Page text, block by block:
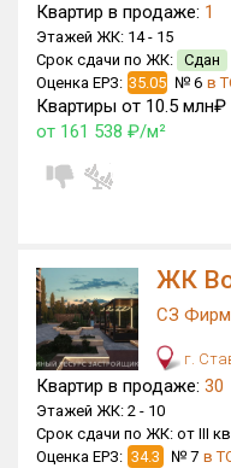
Квартир в продаже: 1
Этажей ЖК: 14 - 15
Срок сдачи по ЖК: Сдан
Оценка ЕРЗ: 35.05 № 6 в
Квартиры от 10.5 млн₽
от 161 538 ₽/м²
ЖК
СЗ
г.
Квартир в продаже: 30
Этажей ЖК: 2 - 10
Срок сдачи по ЖК: от III
Оценка ЕРЗ: 34.3 № 7 в